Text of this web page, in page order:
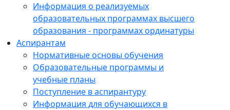
Информация о реализуемых
образовательных программах высшего
образования - программах ординатуры
Аспирантам
Нормативные основы обучения
Образовательные программы и
учебные планы
Поступление в аспирантуру
Информация для обучающихся в